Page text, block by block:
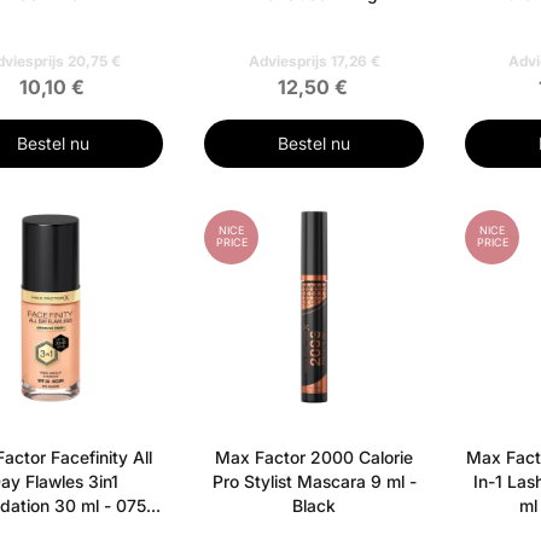
20,75 €
10,10 €
Bestel nu
Adviesprijs 17,26 €
12,50 €
Bestel nu
Facefinity All
Flawles 3in1
30 ml - 075
NICE
PRICE
Max Factor 2000 Calorie
Pro Stylist Mascara 9 ml -
Black
NICE
PRICE
Max
In-1